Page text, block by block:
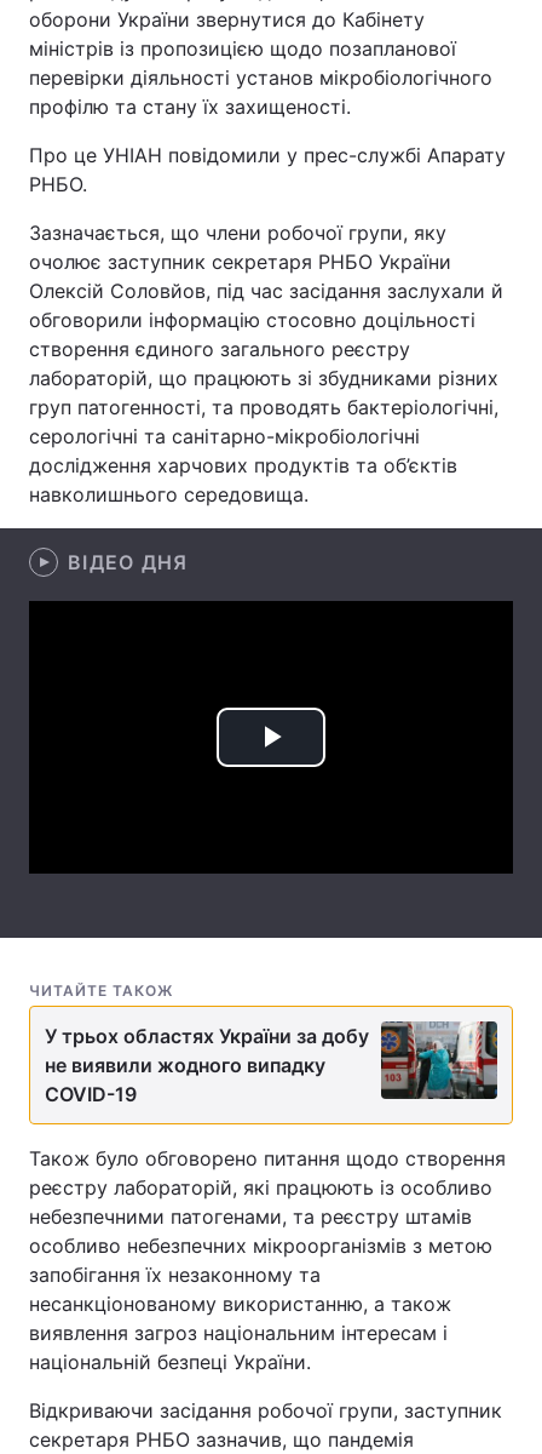
Україна Політика
Економіка Світ
Спорт Наука
Зброя Інциденти
Здоров'я Туризм
Цікавинки Погода
Екологія Регіони
Лонгріди
Відео з Youtube
Інтерв'ю Думки
оборони України звернутися до Кабінету
міністрів із пропозицією щодо позапланової
перевірки діяльності установ мікробіологічного
профілю та стану їх захищеності.
Про це УНІАН повідомили у прес-службі Апарату
РНБО.
Зазначається, що члени робочої групи, яку
очолює заступник секретаря РНБО України
Олексій Соловйов, під час засідання заслухали й
обговорили інформацію стосовно доцільності
створення єдиного загального реєстру
лабораторій, що працюють зі збудниками різних
груп патогенності, та проводять бактеріологічні,
серологічні та санітарно-мікробіологічні
дослідження харчових продуктів та об’єктів
навколишнього середовища.
ВІДЕО ДНЯ
Play
ЧИТАЙТЕ ТАКОЖ
У трьох областях України за добу
не виявили жодного випадку
COVID-19
Також було обговорено питання щодо створення
реєстру лабораторій, які працюють із особливо
небезпечними патогенами, та реєстру штамів
особливо небезпечних мікроорганізмів з метою
запобігання їх незаконному та
несанкціонованому використанню, а також
виявлення загроз національним інтересам і
національній безпеці України.
Відкриваючи засідання робочої групи, заступник
секретаря РНБО зазначив, що пандемія